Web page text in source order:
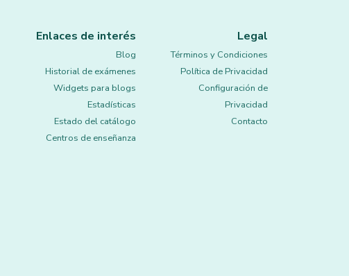
Enlaces de interés
Blog
Historial de exámenes
Widgets para blogs
Estadísticas
Estado del catálogo
Centros de enseñanza
Legal
Términos y Condiciones
Política de Privacidad
Configuración de
Privacidad
Contacto